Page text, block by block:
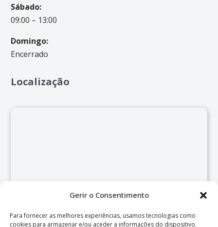
Gerir o Consentimento
Para fornecer as melhores experiências, usamos tecnologias como
cookies para armazenar e/ou aceder a informações do dispositivo.
Sábado:
09:00 – 13:00
Domingo:
Encerrado
Localização